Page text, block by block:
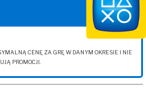
CENĘ ZA GRĘ W DANYM OKRESIE I NIE
PROMOCJI.